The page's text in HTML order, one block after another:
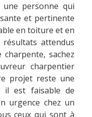
personne qui
et pertinente
en toiture et en
attendus
sachez
charpentier
projet reste une
il est faisable de
urgence chez un
ceux qui sont à